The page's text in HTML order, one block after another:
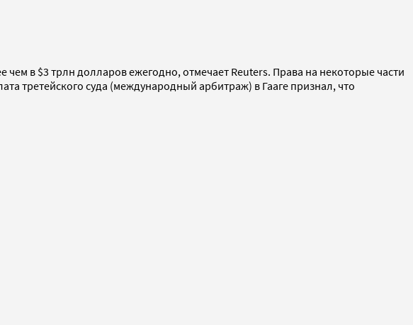
в $3 трлн долларов ежегодно, отмечает Reuters. Права на некоторые части
третейского суда (международный арбитраж) в Гааге признал, что